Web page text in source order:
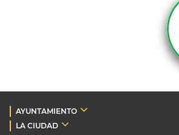
AYUNTAMIENTO
LA CIUDAD